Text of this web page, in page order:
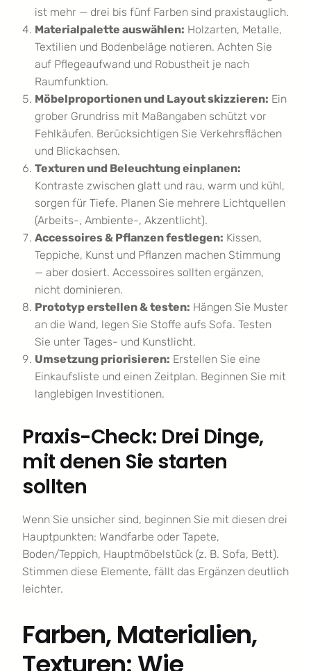
ist mehr — drei bis fünf Farben sind praxistauglich.
Materialpalette auswählen: Holzarten, Metalle,
Textilien und Bodenbeläge notieren. Achten Sie
auf Pflegeaufwand und Robustheit je nach
Raumfunktion.
Möbelproportionen und Layout skizzieren: Ein
grober Grundriss mit Maßangaben schützt vor
Fehlkäufen. Berücksichtigen Sie Verkehrsflächen
und Blickachsen.
Texturen und Beleuchtung einplanen:
Kontraste zwischen glatt und rau, warm und kühl,
sorgen für Tiefe. Planen Sie mehrere Lichtquellen
(Arbeits-, Ambiente-, Akzentlicht).
Accessoires & Pflanzen festlegen: Kissen,
Teppiche, Kunst und Pflanzen machen Stimmung
— aber dosiert. Accessoires sollten ergänzen,
nicht dominieren.
Prototyp erstellen & testen: Hängen Sie Muster
an die Wand, legen Sie Stoffe aufs Sofa. Testen
Sie unter Tages- und Kunstlicht.
Umsetzung priorisieren: Erstellen Sie eine
Einkaufsliste und einen Zeitplan. Beginnen Sie mit
langlebigen Investitionen.
Praxis-Check: Drei Dinge,
mit denen Sie starten
sollten
Wenn Sie unsicher sind, beginnen Sie mit diesen drei
Hauptpunkten: Wandfarbe oder Tapete,
Boden/Teppich, Hauptmöbelstück (z. B. Sofa, Bett).
Stimmen diese Elemente, fällt das Ergänzen deutlich
leichter.
Farben, Materialien,